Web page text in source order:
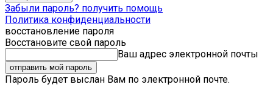
Забыли пароль? получить помощь
Политика конфиденциальности
восстановление пароля
Восстановите свой пароль
Ваш адрес электронной почты
Пароль будет выслан Вам по электронной почте.